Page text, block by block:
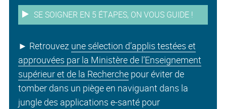
SE SOIGNER EN 5 ÉTAPES, ON VOUS GUIDE !
► Retrouvez une sélection d’applis testées et
approuvées par la Ministère de l’Enseignement
supérieur et de la Recherche pour éviter de
tomber dans un piège en naviguant dans la
jungle des applications e-santé pour